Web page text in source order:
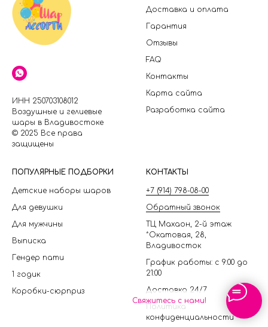
Свяжитесь с нами!
ИНН 250703108012
Воздушные и гелиевые
шары в Владивостоке
© 2025 Все права
защищены
Доставка и оплата
Гарантия
Отзывы
FAQ
Контакты
Карта сайта
Разработка сайта
ПОПУЛЯРНЫЕ ПОДБОРКИ
Детские наборы шаров
Для девушки
Для мужчины
Выписка
Гендер пати
1 годик
Коробки-сюрприз
КОНТАКТЫ
+7 (914) 798-08-00
Обратный звонок
ТЦ Махаон, 2-й этаж
*Окатовая, 28,
Владивосток
График работы: с 9:00 до
21:00
Доставка 24/7
Политика
конфиденциальности